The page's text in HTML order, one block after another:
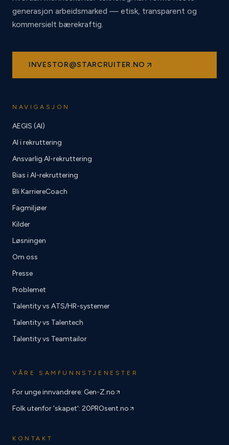
generasjon arbeidsmarked — etisk, transparent og
kommersielt bærekraftig.
INVESTOR@STARCRUITER.NO
NAVIGASJON
AEGIS (AI)
AI i rekruttering
Ansvarlig AI-rekruttering
Bias i AI-rekruttering
Bli KarriereCoach
Fagmiljøer
Kilder
Løsningen
Om oss
Presse
Problemet
Talentity vs ATS/HR-systemer
Talentity vs Talentech
Talentity vs Teamtailor
VÅRE SAMFUNNSTJENESTER
For unge innvandrere: Gen-Z.no
Folk utenfor 'skapet': 20PROsent.no
KONTAKT